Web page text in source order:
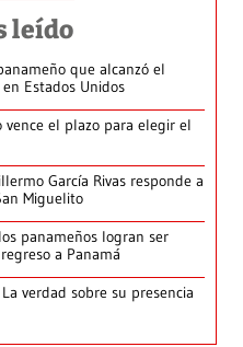
leído
que alcanzó el
Estados Unidos
vence el plazo para elegir el
García Rivas responde a
Miguelito
panameños logran ser
a Panamá
verdad sobre su presencia